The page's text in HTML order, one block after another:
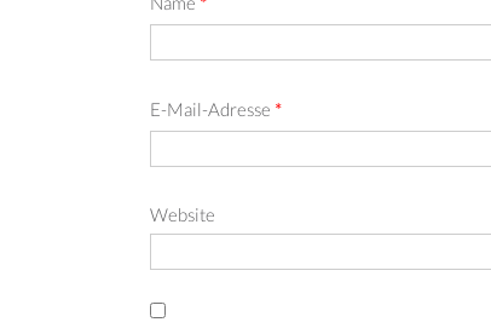
*
E-Mail-Adresse *
Website